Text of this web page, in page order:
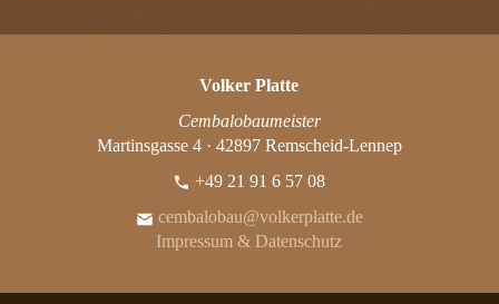
Volker Platte
Cembalobaumeister
Martinsgasse 4 · 42897 Remscheid-Lennep
+49 21 91 6 57 08
cembalobau@volkerplatte.de
Impressum & Datenschutz